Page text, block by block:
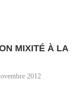
MIXITÉ À LA
2012